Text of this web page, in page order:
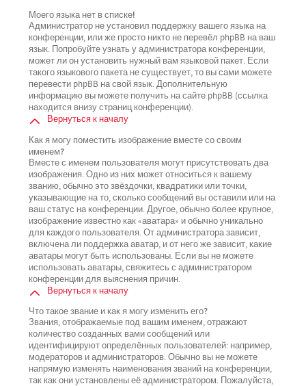
Моего языка нет в списке!
Администратор не установил поддержку вашего языка на
конференции, или же просто никто не перевёл phpBB на ваш
язык. Попробуйте узнать у администратора конференции,
может ли он установить нужный вам языковой пакет. Если
такого языкового пакета не существует, то вы сами можете
перевести phpBB на свой язык. Дополнительную
информацию вы можете получить на сайте phpBB (ссылка
находится внизу страниц конференции).
Вернуться к началу
Как я могу поместить изображение вместе со своим
именем?
Вместе с именем пользователя могут присутствовать два
изображения. Одно из них может относиться к вашему
званию, обычно это звёздочки, квадратики или точки,
указывающие на то, сколько сообщений вы оставили или на
ваш статус на конференции. Другое, обычно более крупное,
изображение известно как «аватара» и обычно уникально
для каждого пользователя. От администратора зависит,
включена ли поддержка аватар, и от него же зависит, какие
аватары могут быть использованы. Если вы не можете
использовать аватары, свяжитесь с администратором
конференции для выяснения причин.
Вернуться к началу
Что такое звание и как я могу изменить его?
Звания, отображаемые под вашим именем, отражают
количество созданных вами сообщений или
идентифицируют определённых пользователей: например,
модераторов и администраторов. Обычно вы не можете
напрямую изменять наименования званий на конференции,
так как они установлены её администратором. Пожалуйста,